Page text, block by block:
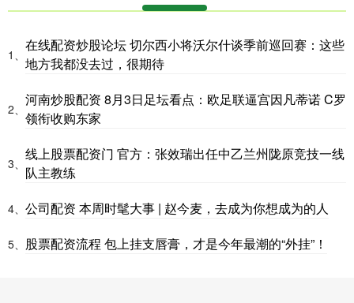
1、
在线配资炒股论坛 切尔西小将沃尔什谈季前巡回赛：这些
地方我都没去过，很期待
2、
河南炒股配资 8月3日足坛看点：欧足联逼宫因凡蒂诺 C罗
领衔收购东家
3、
线上股票配资门 官方：张效瑞出任中乙兰州陇原竞技一线
队主教练
4、 公司配资 本周时髦大事 | 赵今麦，去成为你想成为的人
5、 股票配资流程 包上挂支唇膏，才是今年最潮的“外挂”！